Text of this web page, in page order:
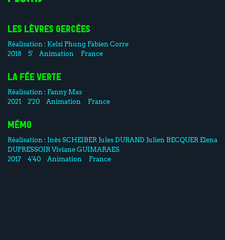
LES LÈVRES GERCÉES
Réalisation : Kelsi Phung Fabien Corre
2018
5' Animation France
LA FÉE VERTE
Réalisation : Fanny Mas
2021
2'20 Animation France
MÉMO
Réalisation : Inès SCHEIBER Jules DURAND Julien BECQUER Elena
DUPRESSOIR Viviane GUIMARAES
2017
4'40 Animation France